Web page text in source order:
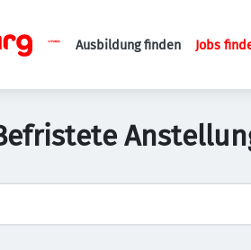
Ausbildung finden Jobs